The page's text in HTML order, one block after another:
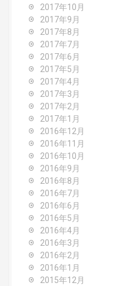
2017年10月
2017年9月
2017年8月
2017年7月
2017年6月
2017年5月
2017年4月
2017年3月
2017年2月
2017年1月
2016年12月
2016年11月
2016年10月
2016年9月
2016年8月
2016年7月
2016年6月
2016年5月
2016年4月
2016年3月
2016年2月
2016年1月
2015年12月